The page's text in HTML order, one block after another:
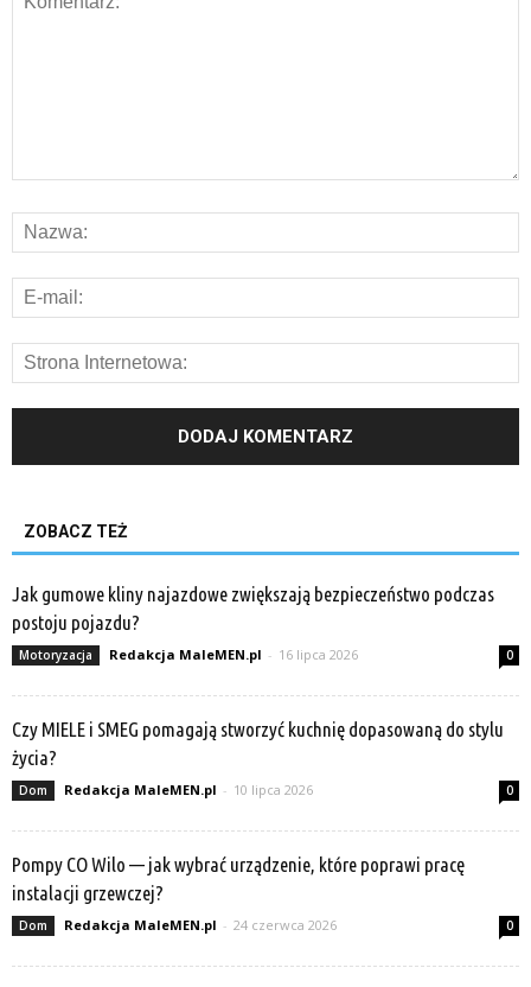
ZOBACZ TEŻ
Jak gumowe kliny najazdowe zwiększają bezpieczeństwo podczas
postoju pojazdu?
Motoryzacja Redakcja MaleMEN.pl - 16 lipca 2026 0
Czy MIELE i SMEG pomagają stworzyć kuchnię dopasowaną do stylu
życia?
Dom Redakcja MaleMEN.pl - 10 lipca 2026 0
Pompy CO Wilo — jak wybrać urządzenie, które poprawi pracę
instalacji grzewczej?
Dom Redakcja MaleMEN.pl - 24 czerwca 2026 0